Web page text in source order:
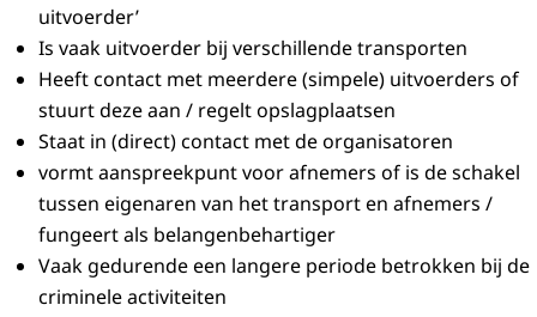
uitvoerder’
Is vaak uitvoerder bij verschillende transporten
Heeft contact met meerdere (simpele) uitvoerders of
stuurt deze aan / regelt opslagplaatsen
Staat in (direct) contact met de organisatoren
vormt aanspreekpunt voor afnemers of is de schakel
tussen eigenaren van het transport en afnemers /
fungeert als belangenbehartiger
Vaak gedurende een langere periode betrokken bij de
criminele activiteiten